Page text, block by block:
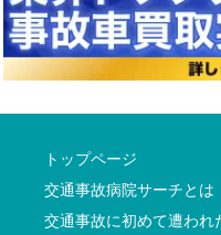
トップページ
交通事故病院サーチとは
交通事故に初めて遭われ